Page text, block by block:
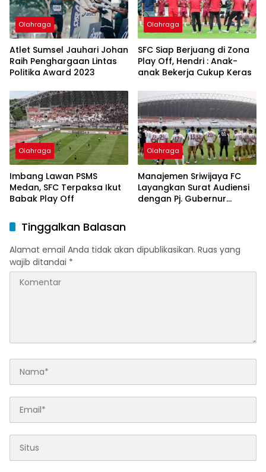
Olahraga
Atlet Sumsel Jauhari Johan
Raih Penghargaan Lintas
Politika Award 2023
Olahraga
SFC Siap Berjuang di Zona
Play Off, Hendri : Anak-
anak Bekerja Cukup Keras
Olahraga
Imbang Lawan PSMS
Medan, SFC Terpaksa Ikut
Babak Play Off
Olahraga
Manajemen Sriwijaya FC
Layangkan Surat Audiensi
dengan Pj. Gubernur
Tinggalkan Balasan
Alamat email Anda tidak akan dipublikasikan. Ruas yang
wajib ditandai *